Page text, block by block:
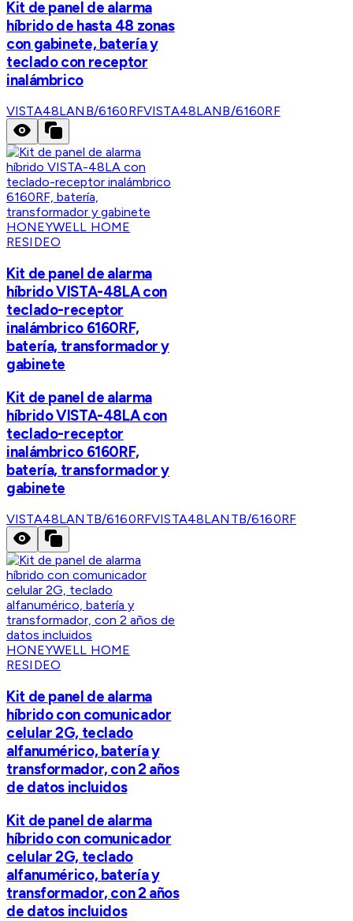
Kit de panel de alarma
híbrido de hasta 48 zonas
con gabinete, batería y
teclado con receptor
inalámbrico
VISTA48LANB/6160RFVISTA48LANB/6160RF
HONEYWELL HOME
RESIDEO
Kit de panel de alarma
híbrido VISTA-48LA con
teclado-receptor
inalámbrico 6160RF,
batería, transformador y
gabinete
Kit de panel de alarma
híbrido VISTA-48LA con
teclado-receptor
inalámbrico 6160RF,
batería, transformador y
gabinete
VISTA48LANTB/6160RFVISTA48LANTB/6160RF
HONEYWELL HOME
RESIDEO
Kit de panel de alarma
híbrido con comunicador
celular 2G, teclado
alfanumérico, batería y
transformador, con 2 años
de datos incluidos
Kit de panel de alarma
híbrido con comunicador
celular 2G, teclado
alfanumérico, batería y
transformador, con 2 años
de datos incluidos